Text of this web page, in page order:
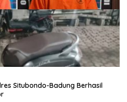
Situbondo-Badung Berhasil